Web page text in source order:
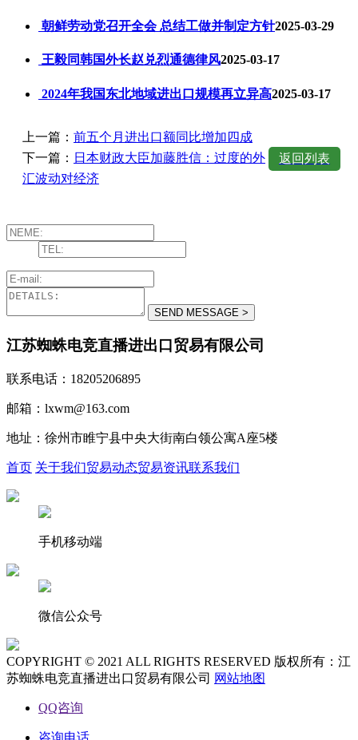
朝鲜劳动党召开全会 总结工做并制定方针2025-03-29
王毅同韩国外长赵兑烈通德律风2025-03-17
2024年我国东北地域进出口规模再立异高2025-03-17
上一篇： 前五个月进出口额同比增加四成
下一篇： 日本财政大臣加藤胜信：过度的外
汇波动对经济
返回列表
江苏蜘蛛电竞直播进出口贸易有限公司
联系电话：18205206895
邮箱：lxwm@163.com
地址：徐州市睢宁县中央大街南白领公寓A座5楼
首页 关于我们贸易动态贸易资讯联系我们
手机移动端
微信公众号
COPYRIGHT © 2021 ALL RIGHTS RESERVED 版权所有：江
苏蜘蛛电竞直播进出口贸易有限公司 网站地图
QQ咨询
咨询电话